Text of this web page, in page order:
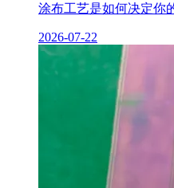
涂布工艺是如何决定你
2026-07-22